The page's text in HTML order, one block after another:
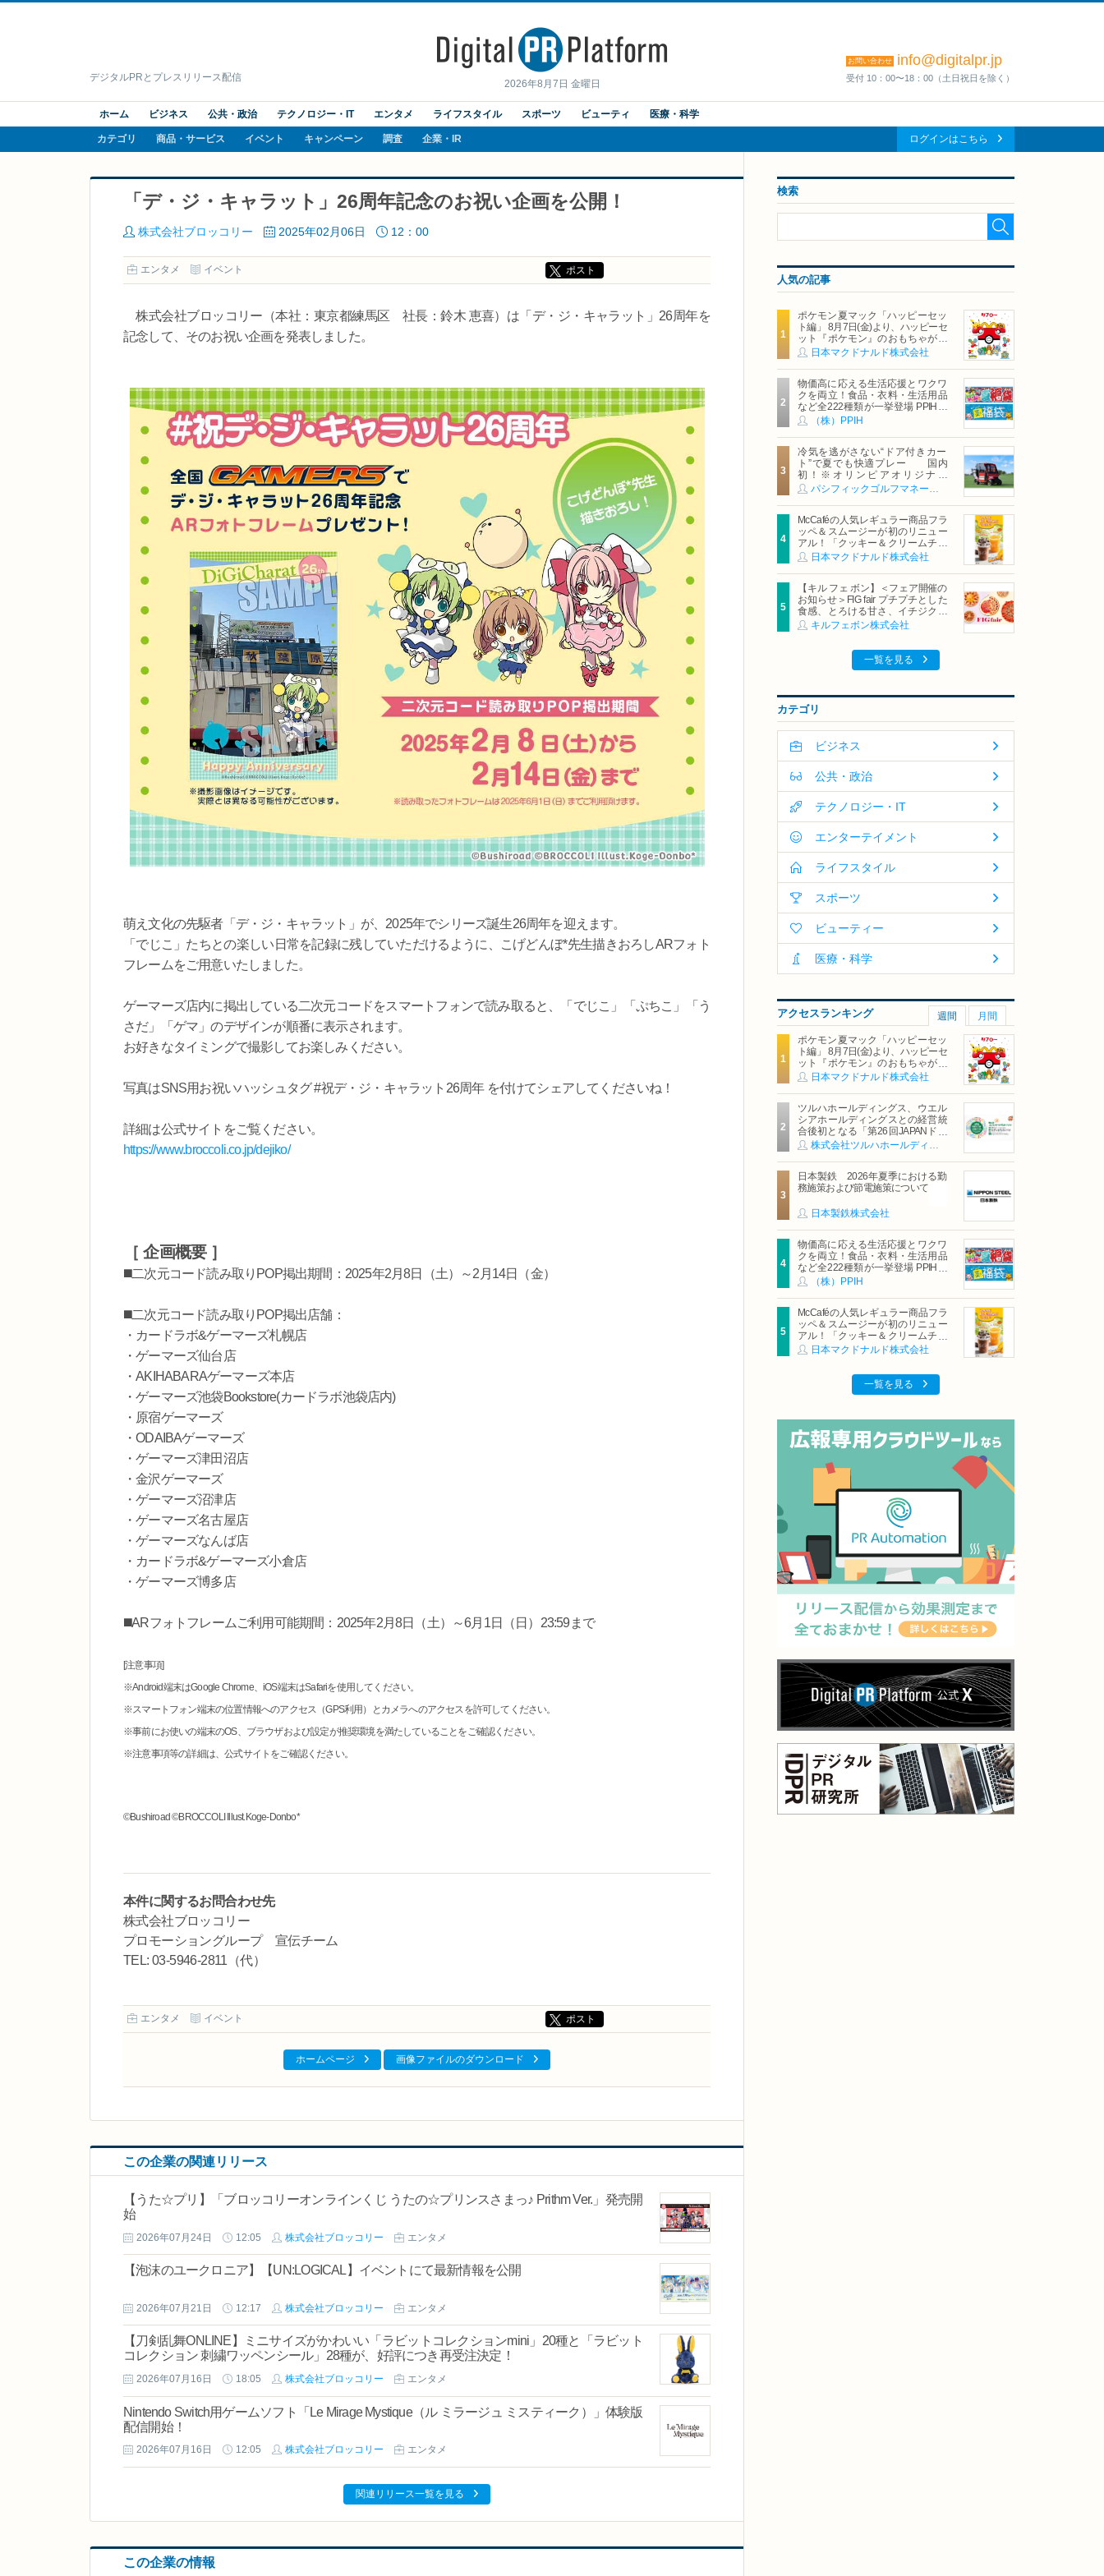
2026年8月7日 金曜日
デジタルPRとプレスリリース配信
お問い合わせ info@digitalpr.jp
受付 10：00〜18：00（土日祝日を除く）
ホーム ビジネス 公共・政治 テクノロジー・IT エンタメ ライフスタイル スポーツ ビューティ 医療・科学
カテゴリ 商品・サービス イベント キャンペーン 調査 企業・IR ログインはこちら
「デ・ジ・キャラット」26周年記念のお祝い企画を公開！
株式会社ブロッコリー 2025年02月06日 12：00
エンタメ イベント ポスト
株式会社ブロッコリー（本社：東京都練馬区 社長：鈴木 恵喜）は「デ・ジ・キャラット」26周年を
記念して、そのお祝い企画を発表しました。
萌え文化の先駆者「デ・ジ・キャラット」が、2025年でシリーズ誕生26周年を迎えます。
「でじこ」たちとの楽しい日常を記録に残していただけるように、こげどんぼ*先生描きおろしARフォト
フレームをご用意いたしました。
ゲーマーズ店内に掲出している二次元コードをスマートフォンで読み取ると、「でじこ」「ぷちこ」「う
さだ」「ゲマ」のデザインが順番に表示されます。
お好きなタイミングで撮影してお楽しみください。
写真はSNS用お祝いハッシュタグ #祝デ・ジ・キャラット26周年 を付けてシェアしてくださいね！
詳細は公式サイトをご覧ください。
https://www.broccoli.co.jp/dejiko/
［ 企画概要 ］
◼️二次元コード読み取りPOP掲出期間：2025年2月8日（土）～2月14日（金）
◼️二次元コード読み取りPOP掲出店舗：
・カードラボ&ゲーマーズ札幌店
・ゲーマーズ仙台店
・AKIHABARAゲーマーズ本店
・ゲーマーズ池袋Bookstore(カードラボ池袋店内)
・原宿ゲーマーズ
・ODAIBAゲーマーズ
・ゲーマーズ津田沼店
・金沢ゲーマーズ
・ゲーマーズ沼津店
・ゲーマーズ名古屋店
・ゲーマーズなんば店
・カードラボ&ゲーマーズ小倉店
・ゲーマーズ博多店
◼️ARフォトフレームご利用可能期間：2025年2月8日（土）～6月1日（日）23:59まで
[注意事項]
※Android端末はGoogle Chrome、iOS端末はSafariを使用してください。
※スマートフォン端末の位置情報へのアクセス（GPS利用）とカメラへのアクセスを許可してください。
※事前にお使いの端末のOS、ブラウザおよび設定が推奨環境を満たしていることをご確認ください。
※注意事項等の詳細は、公式サイトをご確認ください。
©Bushiroad ©BROCCOLI Illust.Koge-Donbo*
本件に関するお問合わせ先
株式会社ブロッコリー
プロモーショングループ 宣伝チーム
TEL: 03-5946-2811（代）
エンタメ イベント ポスト
ホームページ 画像ファイルのダウンロード
この企業の関連リリース
【うた☆プリ】「ブロッコリーオンラインくじ うたの☆プリンスさまっ♪ Prithm Ver.」発売開
始
2026年07月24日 12:05 株式会社ブロッコリー エンタメ
【泡沫のユークロニア】【UN:LOGICAL】イベントにて最新情報を公開
2026年07月21日 12:17 株式会社ブロッコリー エンタメ
【刀剣乱舞ONLINE】ミニサイズがかわいい「ラビットコレクションmini」20種と「ラビット
コレクション 刺繍ワッペンシール」28種が、好評につき再受注決定！
2026年07月16日 18:05 株式会社ブロッコリー エンタメ
Nintendo Switch用ゲームソフト「Le Mirage Mystique（ル ミラージュ ミスティーク）」体験版
配信開始！
2026年07月16日 12:05 株式会社ブロッコリー エンタメ
関連リリース一覧を見る
この企業の情報
検索
人気の記事
ポケモン夏マック「ハッピーセッ
ト編」 8月7日(金)より、ハッピーセ
ット『ポケモン』のおもちゃが期
間限定登場
日本マクドナルド株式会社
物価高に応える生活応援とワクワ
クを両立！食品・衣料・生活用品
など全222種類が一挙登場 PPIHグ
ループ「夏福袋」＆セール 8月6日
(木)より順次スタート
（株）PPIH
冷気を逃がさない“ドア付きカー
ト”で夏でも快適プレー 国内
初！※オリンピアオリジナル
「AirCon Cart（エアコンカー
ト）」導入 | ＰＧＭ
McCaféの人気レギュラー商品フラ
ッペ＆スムージーが初のリニュー
アル！「クッキー＆クリームチョ
コフラッペ」「マンゴースムージ
ー」8月5日（水）から販売開始
日本マクドナルド株式会社
【キル フェ ボン】＜フェア開催の
お知らせ＞FIG fair プチプチとした
食感、とろける甘さ、イチジクの
魅力をたっぷりと。新作を含め、
イチジク尽くしの全4種が登場8月
キルフェボン株式会社
一覧を見る
カテゴリ
ビジネス
公共・政治
テクノロジー・IT
エンターテイメント
ライフスタイル
スポーツ
ビューティー
医療・科学
アクセスランキング 週間 月間
ポケモン夏マック「ハッピーセッ
ト編」 8月7日(金)より、ハッピーセ
ット『ポケモン』のおもちゃが期
間限定登場
日本マクドナルド株式会社
ツルハホールディングス、ウエル
シアホールディングスとの経営統
合後初となる「第26回JAPANドラ
ッグストアショー」に出展
株式会社ツルハホールディングス
日本製鉄 2026年夏季における勤
務施策および節電施策について
日本製鉄株式会社
物価高に応える生活応援とワクワ
クを両立！食品・衣料・生活用品
など全222種類が一挙登場 PPIHグ
ループ「夏福袋」＆セール 8月6日
（株）PPIH
McCaféの人気レギュラー商品フラ
ッペ＆スムージーが初のリニュー
アル！「クッキー＆クリームチョ
コフラッペ」「マンゴースムージ
日本マクドナルド株式会社
一覧を見る